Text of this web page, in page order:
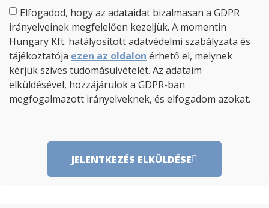
Elfogadod, hogy az adataidat bizalmasan a GDPR
irányelveinek megfelelően kezeljük. A momentin
Hungary Kft. hatályosított adatvédelmi szabályzata és
tájékoztatója ezen az oldalon érhető el, melynek
kérjük szíves tudomásulvételét. Az adataim
elküldésével, hozzájárulok a GDPR-ban
megfogalmazott irányelveknek, és elfogadom azokat.
JELENTKEZÉS ELKÜLDÉSE